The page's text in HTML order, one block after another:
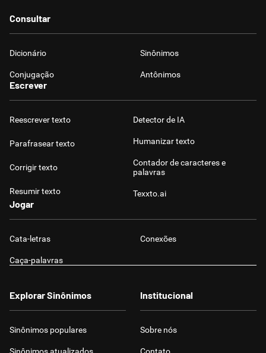
Consultar
Dicionário Sinônimos
Conjugação Antônimos
Escrever
Reescrever texto
Parafrasear texto
Corrigir texto
Resumir texto
Detector de IA
Humanizar texto
Contador de caracteres e
palavras
Texxto.ai
Jogar
Cata-letras Conexões
Caça-palavras
Explorar Sinônimos
Sinônimos populares
Institucional
Sobre nós